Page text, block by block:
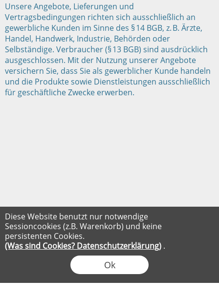
Diese Website benutzt nur notwendige
Sessioncookies (z.B. Warenkorb) und keine
persistenten Cookies.
(Was sind Cookies? Datenschutzerklärung) .
Ok
Unsere Angebote, Lieferungen und
Vertragsbedingungen richten sich ausschließlich an
gewerbliche Kunden im Sinne des § 14 BGB, z. B. Ärzte,
Handel, Handwerk, Industrie, Behörden oder
Selbständige. Verbraucher (§ 13 BGB) sind ausdrücklich
ausgeschlossen. Mit der Nutzung unserer Angebote
versichern Sie, dass Sie als gewerblicher Kunde handeln
und die Produkte sowie Dienstleistungen ausschließlich
für geschäftliche Zwecke erwerben.
FLOW® SHOPSOFTWARE